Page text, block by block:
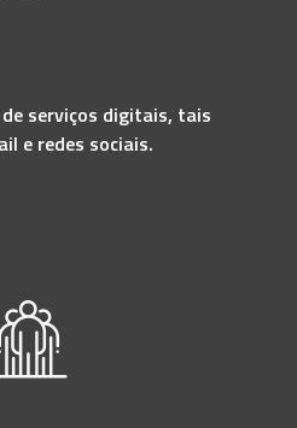
serviços digitais, tais
e redes sociais.